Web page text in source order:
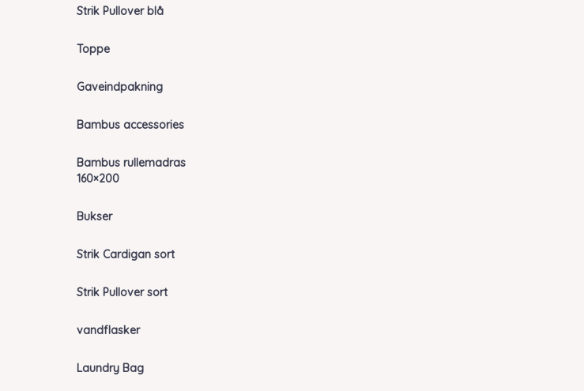
Strik Pullover blå
Toppe
Gaveindpakning
Bambus accessories
Bambus rullemadras
160×200
Bukser
Strik Cardigan sort
Strik Pullover sort
vandflasker
Laundry Bag